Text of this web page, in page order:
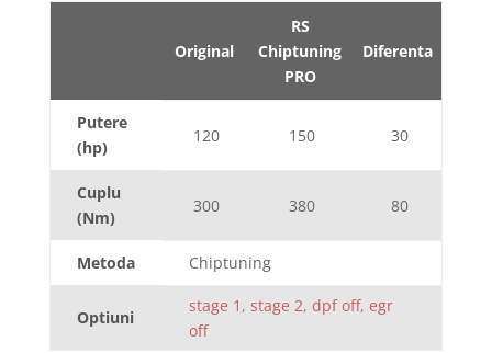
Original
RS
Chiptuning
PRO
Diferenta
Putere
(hp)
120 150 30
Cuplu
(Nm)
300 380 80
Metoda Chiptuning
Optiuni
stage 1, stage 2, dpf off, egr
off